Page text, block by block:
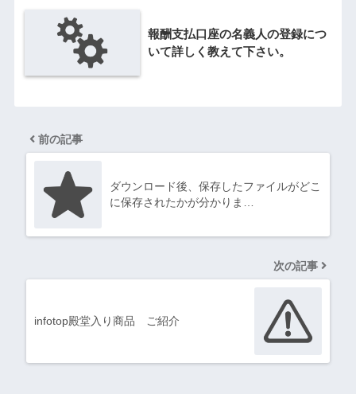
報酬支払口座の名義人の登録につ
いて詳しく教えて下さい。
前の記事
ダウンロード後、保存したファイルがどこ
に保存されたかが分かりま…
次の記事
infotop殿堂入り商品 ご紹介